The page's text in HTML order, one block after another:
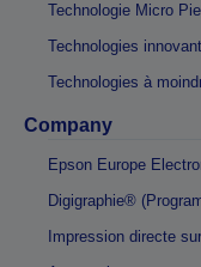
Technologie Micro
Technologies
Technologies à
Company
Epson Europe
Digigraphie®
Impression directe